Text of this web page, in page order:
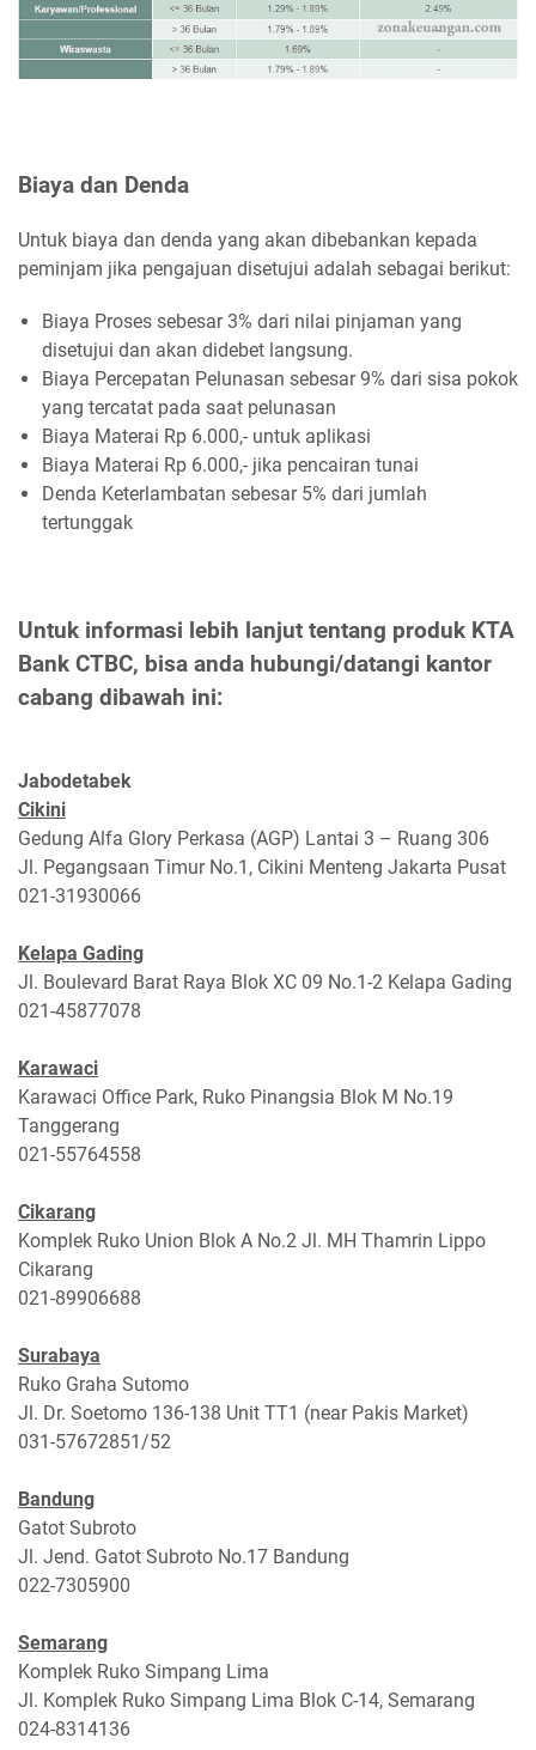
Biaya dan Denda
Untuk biaya dan denda yang akan dibebankan kepada
peminjam jika pengajuan disetujui adalah sebagai berikut:
Biaya Proses sebesar 3% dari nilai pinjaman yang
disetujui dan akan didebet langsung.
Biaya Percepatan Pelunasan sebesar 9% dari sisa pokok
yang tercatat pada saat pelunasan
Biaya Materai Rp 6.000,- untuk aplikasi
Biaya Materai Rp 6.000,- jika pencairan tunai
Denda Keterlambatan sebesar 5% dari jumlah
tertunggak
Untuk informasi lebih lanjut tentang produk KTA
Bank CTBC, bisa anda hubungi/datangi kantor
cabang dibawah ini:
Jabodetabek
Cikini
Gedung Alfa Glory Perkasa (AGP) Lantai 3 – Ruang 306
Jl. Pegangsaan Timur No.1, Cikini Menteng Jakarta Pusat
021-31930066
Kelapa Gading
Jl. Boulevard Barat Raya Blok XC 09 No.1-2 Kelapa Gading
021-45877078
Karawaci
Karawaci Office Park, Ruko Pinangsia Blok M No.19
Tanggerang
021-55764558
Cikarang
Komplek Ruko Union Blok A No.2 Jl. MH Thamrin Lippo
Cikarang
021-89906688
Surabaya
Ruko Graha Sutomo
Jl. Dr. Soetomo 136-138 Unit TT1 (near Pakis Market)
031-57672851/52
Bandung
Gatot Subroto
Jl. Jend. Gatot Subroto No.17 Bandung
022-7305900
Semarang
Komplek Ruko Simpang Lima
Jl. Komplek Ruko Simpang Lima Blok C-14, Semarang
024-8314136